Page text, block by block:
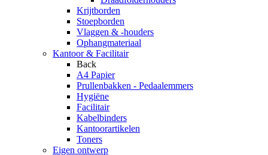
Krijtborden
Stoepborden
Vlaggen & -houders
Ophangmateriaal
Kantoor & Facilitair
Back
A4 Papier
Prullenbakken - Pedaalemmers
Hygiëne
Facilitair
Kabelbinders
Kantoorartikelen
Toners
Eigen ontwerp